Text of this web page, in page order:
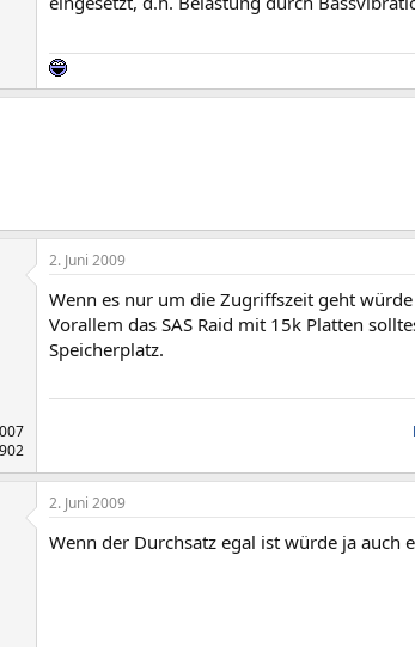
2. Juni 2009
Wenn es nur um die Zugriffszeit geht
Vorallem das SAS Raid mit 15k Platten
Speicherplatz.
2. Juni 2009
Wenn der Durchsatz egal ist würde ja auch